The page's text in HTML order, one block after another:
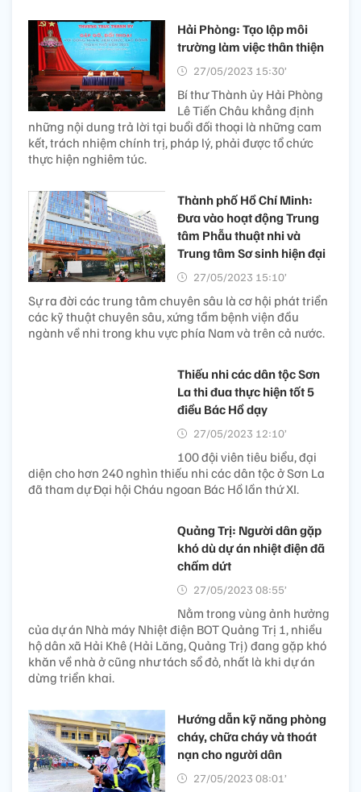
Hải Phòng: Tạo lập môi
trường làm việc thân thiện
27/05/2023 15:30’
Bí thư Thành ủy Hải Phòng
Lê Tiến Châu khẳng định
những nội dung trả lời tại buổi đối thoại là những cam
kết, trách nhiệm chính trị, pháp lý, phải được tổ chức
thực hiện nghiêm túc.
Thành phố Hồ Chí Minh:
Đưa vào hoạt động Trung
tâm Phẫu thuật nhi và
Trung tâm Sơ sinh hiện đại
27/05/2023 15:10’
Sự ra đời các trung tâm chuyên sâu là cơ hội phát triển
các kỹ thuật chuyên sâu, xứng tầm bệnh viện đầu
ngành về nhi trong khu vực phía Nam và trên cả nước.
Thiếu nhi các dân tộc Sơn
La thi đua thực hiện tốt 5
điều Bác Hồ dạy
27/05/2023 12:10’
100 đội viên tiêu biểu, đại
diện cho hơn 240 nghìn thiếu nhi các dân tộc ở Sơn La
đã tham dự Đại hội Cháu ngoan Bác Hồ lần thứ XI.
Quảng Trị: Người dân gặp
khó dù dự án nhiệt điện đã
chấm dứt
27/05/2023 08:55’
Nằm trong vùng ảnh hưởng
của dự án Nhà máy Nhiệt điện BOT Quảng Trị 1, nhiều
hộ dân xã Hải Khê (Hải Lăng, Quảng Trị) đang gặp khó
khăn về nhà ở cũng như tách sổ đỏ, nhất là khi dự án
dừng triển khai.
Hướng dẫn kỹ năng phòng
cháy, chữa cháy và thoát
nạn cho người dân
27/05/2023 08:01’